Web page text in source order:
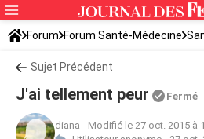
Forum Forum Santé-Médecine
Tomber enceinte
Sujet Précédent
J'ai tellement peur Fermé
diana - Modifié le 27 oct. 2015 à